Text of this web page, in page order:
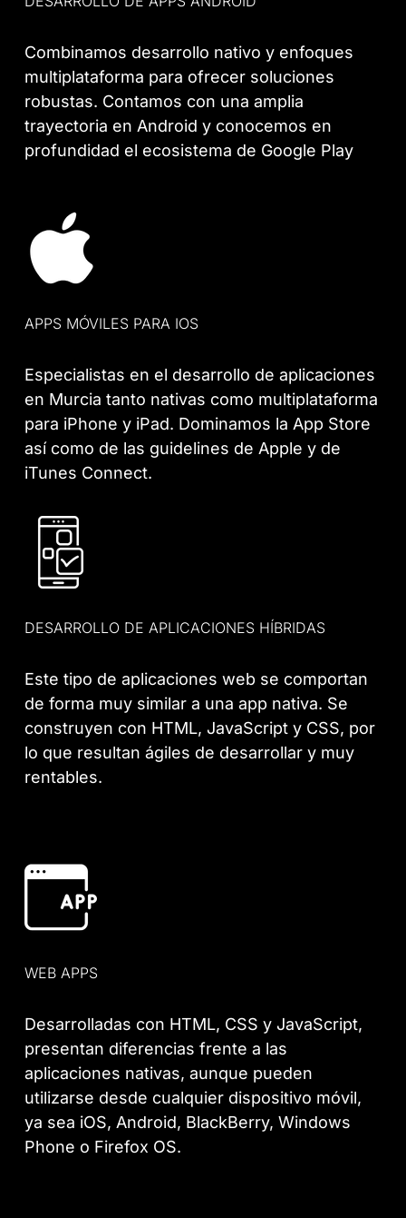
Combinamos desarrollo nativo y enfoques
multiplataforma para ofrecer soluciones
robustas. Contamos con una amplia
trayectoria en Android y conocemos en
profundidad el ecosistema de Google Play
APPS MÓVILES PARA IOS
Especialistas en el desarrollo de aplicaciones
en Murcia tanto nativas como multiplataforma
para iPhone y iPad. Dominamos la App Store
así como de las guidelines de Apple y de
iTunes Connect.
DESARROLLO DE APLICACIONES HÍBRIDAS
Este tipo de aplicaciones web se comportan
de forma muy similar a una app nativa. Se
construyen con HTML, JavaScript y CSS, por
lo que resultan ágiles de desarrollar y muy
rentables.
WEB APPS
Desarrolladas con HTML, CSS y JavaScript,
presentan diferencias frente a las
aplicaciones nativas, aunque pueden
utilizarse desde cualquier dispositivo móvil,
ya sea iOS, Android, BlackBerry, Windows
Phone o Firefox OS.